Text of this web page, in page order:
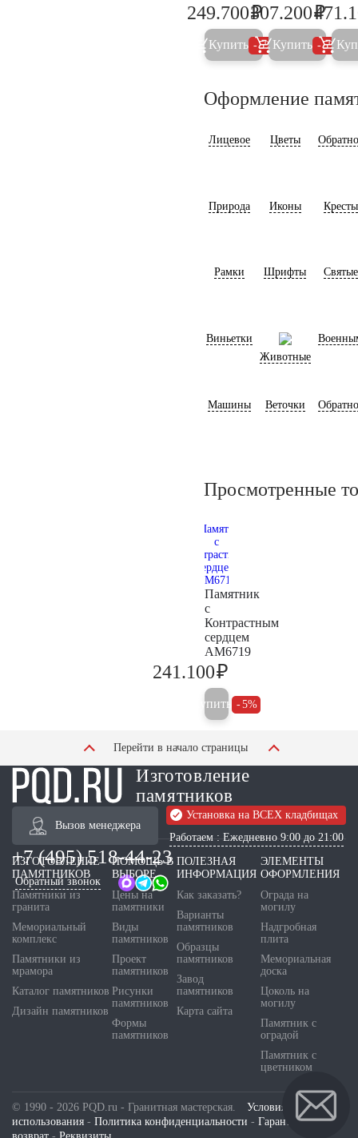
262.800
249.700₽
Купить 5%
307.200₽
Купить 5%
Оформление
Лицевое Цветы
Природа Иконы Кресты
Рамки Шрифты Святые
Виньетки
Животные
Машины Веточки
Просмотренные
Памятник
с
Контрастным
сердцем
AM6719
241.100₽
Купить 5%
Перейти в начало страницы
Изготовление
памятников
Вызов менеджера
Установка на ВСЕХ кладбищах
Работаем : Ежедневно 9:00 до 21:00
+7 (495) 518-44-23
Обратный звонок
ИЗГОТОВЛЕНИЕ
ПАМЯТНИКОВ
Памятники из
гранита
Мемориальный
комплекс
Памятники из
мрамора
Каталог памятников
Дизайн памятников
ПОМОЩЬ В
ВЫБОРЕ
Цены на
памятники
Виды
памятников
Проект
памятников
Рисунки
памятников
Формы
памятников
ПОЛЕЗНАЯ
ИНФОРМАЦИЯ
Как заказать?
Варианты
памятников
Образцы
памятников
Завод
памятников
Карта сайта
ЭЛЕМЕНТЫ
ОФОРМЛЕНИЯ
Ограда на
могилу
Надгробная
плита
Мемориальная
доска
Цоколь на
могилу
Памятник с
оградой
Памятник с
цветником
© 1990 - 2026 PQD.ru - Гранитная мастерская. Условия
использования - Политика конфиденциальности - Гарантия и